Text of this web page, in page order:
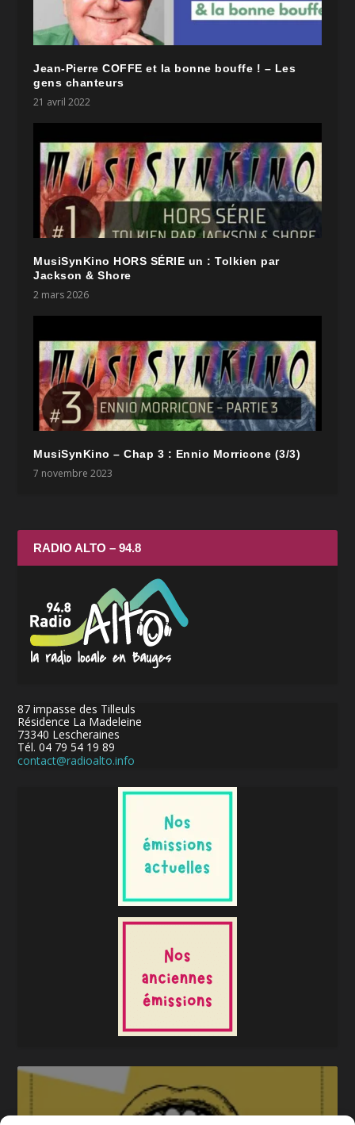
Jean-Pierre COFFE et la bonne bouffe ! – Les
gens chanteurs
21 avril 2022
MusiSynKino HORS SÉRIE un : Tolkien par
Jackson & Shore
2 mars 2026
MusiSynKino – Chap 3 : Ennio Morricone (3/3)
7 novembre 2023
RADIO ALTO – 94.8
87 impasse des Tilleuls
Résidence La Madeleine
73340 Lescheraines
Tél. 04 79 54 19 89
contact@radioalto.info